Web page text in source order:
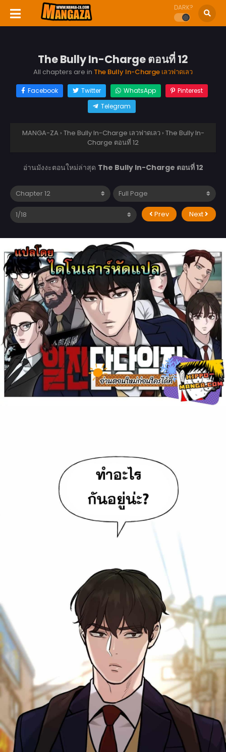
DARK?
The Bully In-Charge ตอนที่ 12
All chapters are in The Bully In-Charge เลวฟาดเลว
Facebook Twitter WhatsApp
Pinterest
Telegram
MANGA-ZA › The Bully In-Charge เลวฟาดเลว › The Bully In-
Charge ตอนที่ 12
อ่านมังงะตอนใหม่ล่าสุด The Bully In-Charge ตอนที่ 12
Prev Next